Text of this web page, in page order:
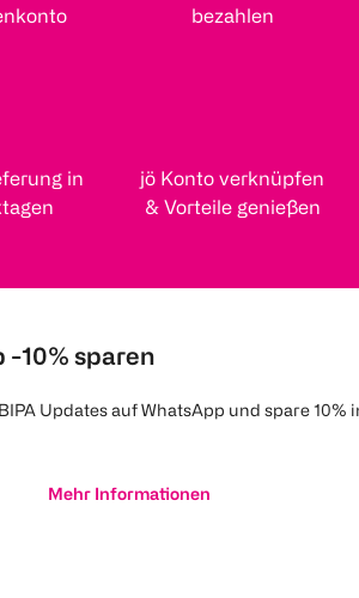
bezahlen
in
jö Konto verknüpfen
& Vorteile genießen
-10% sparen
Updates auf WhatsApp und spare 10%
Mehr Informationen